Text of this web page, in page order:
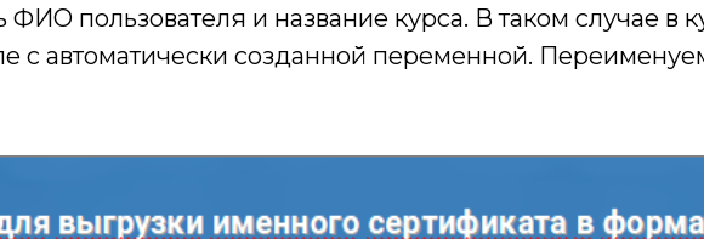
ФИО пользователя и название курса. В таком случае в
с автоматически созданной переменной.